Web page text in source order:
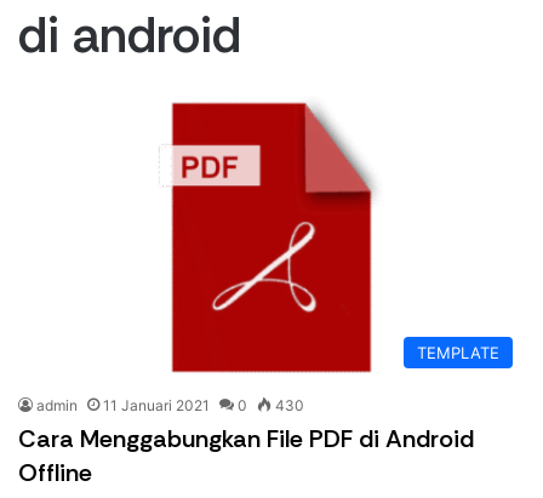
di android
TEMPLATE
admin 11 Januari 2021 0 430
Cara Menggabungkan File PDF di Android
Offline